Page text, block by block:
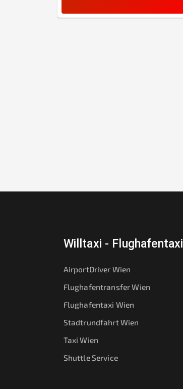
Willtaxi - Flughafentaxi
AirportDriver Wien
Flughafentransfer Wien
Flughafentaxi Wien
Stadtrundfahrt Wien
Taxi Wien
Shuttle Service